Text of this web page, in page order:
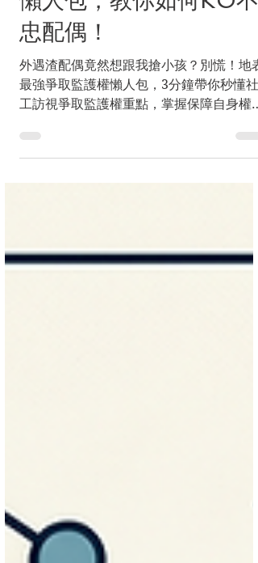
懶人包，教你如何KO不
忠配偶！
外遇渣配偶竟然想跟我搶小孩？別慌！地表
工訪視爭取監護權重點，掌握保障自身權益
的最後翻盤機會！